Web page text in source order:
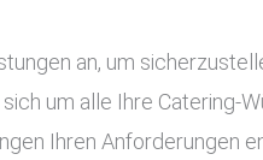
an, um
um alle Ihre Catering-
Ihren Anforderungen